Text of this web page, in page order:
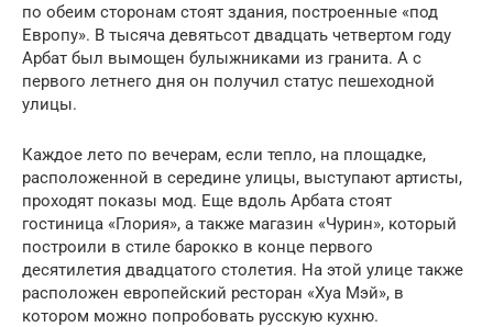
по обеим сторонам стоят здания, построенные «под
Европу». В тысяча девятьсот двадцать четвертом году
Арбат был вымощен булыжниками из гранита. А с
первого летнего дня он получил статус пешеходной
улицы.
Каждое лето по вечерам, если тепло, на площадке,
расположенной в середине улицы, выступают артисты,
проходят показы мод. Еще вдоль Арбата стоят
гостиница «Глория», а также магазин «Чурин», который
построили в стиле барокко в конце первого
десятилетия двадцатого столетия. На этой улице также
расположен европейский ресторан «Хуа Мэй», в
котором можно попробовать русскую кухню.